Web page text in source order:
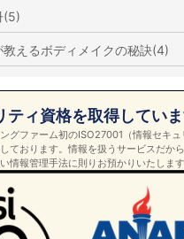
(5)
教えるボディメイクの秘訣(4)
ティ資格を取得してい
グファーム初のISO27001（情報セキュ
ております。情報を扱うサービスだか
情報管理手法に則りお預かりいたします